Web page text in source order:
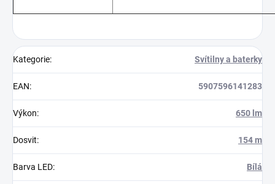
Kategorie: Svítilny a baterky
EAN: 5907596141283
Výkon: 650 lm
Dosvit: 154 m
Barva LED: Bílá